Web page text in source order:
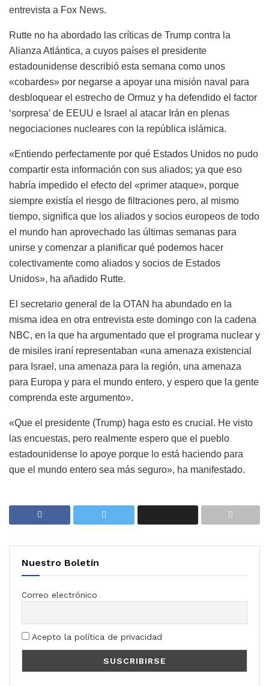
entrevista a Fox News.
Rutte no ha abordado las críticas de Trump contra la
Alianza Atlántica, a cuyos países el presidente
estadounidense describió esta semana como unos
«cobardes» por negarse a apoyar una misión naval para
desbloquear el estrecho de Ormuz y ha defendido el factor
‘sorpresa’ de EEUU e Israel al atacar Irán en plenas
negociaciones nucleares con la república islámica.
«Entiendo perfectamente por qué Estados Unidos no pudo
compartir esta información con sus aliados; ya que eso
habría impedido el efecto del «primer ataque», porque
siempre existía el riesgo de filtraciones pero, al mismo
tiempo, significa que los aliados y socios europeos de todo
el mundo han aprovechado las últimas semanas para
unirse y comenzar a planificar qué podemos hacer
colectivamente como aliados y socios de Estados
Unidos», ha añadido Rutte.
El secretario general de la OTAN ha abundado en la
misma idea en otra entrevista este domingo con la cadena
NBC, en la que ha argumentado que el programa nuclear y
de misiles iraní representaban «una amenaza existencial
para Israel, una amenaza para la región, una amenaza
para Europa y para el mundo entero, y espero que la gente
comprenda este argumento».
«Que el presidente (Trump) haga esto es crucial. He visto
las encuestas, pero realmente espero que el pueblo
estadounidense lo apoye porque lo está haciendo para
que el mundo entero sea más seguro», ha manifestado.
Nuestro Boletín
Correo electrónico
Acepto la política de privacidad